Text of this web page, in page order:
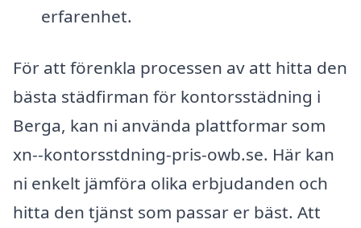
erfarenhet.
För att förenkla processen av att hitta den
bästa städfirman för kontorsstädning i
Berga, kan ni använda plattformar som
xn--kontorsstdning-pris-owb.se. Här kan
ni enkelt jämföra olika erbjudanden och
hitta den tjänst som passar er bäst. Att